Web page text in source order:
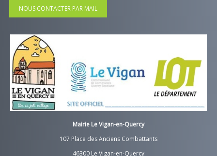
NOUS CONTACTER PAR MAIL
Mairie Le Vigan-en-Quercy
107 Place des Anciens Combattants
46300 Le Vigan-en-Quercy